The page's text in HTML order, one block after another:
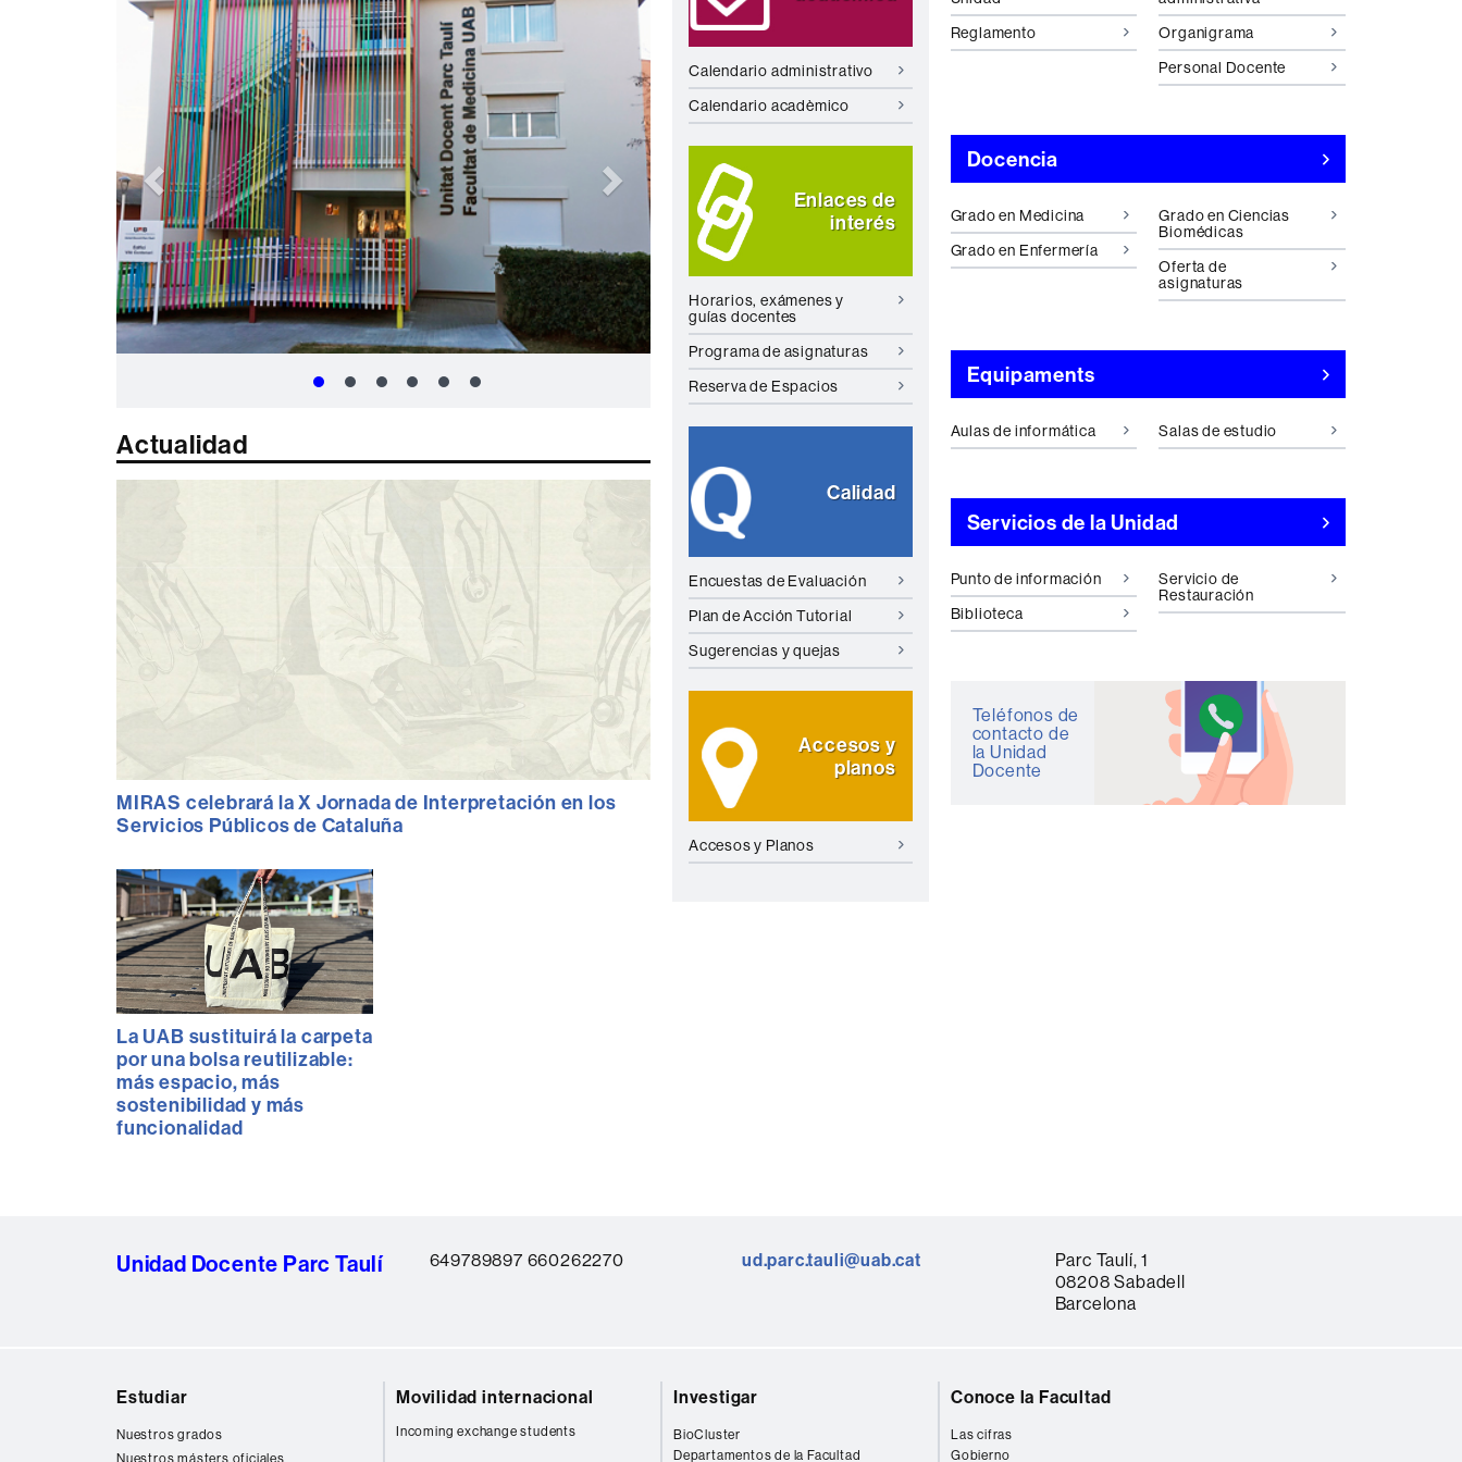
Reglamento
Organigrama
Personal Docente
Docencia
Grado en Medicina
Grado en Enfermería
Grado en Ciencias
Biomédicas
Oferta de
asignaturas
Equipaments
Aulas de informática Salas de estudio
Servicios de la Unidad
Punto de información
Biblioteca
Servicio de
Restauración
Teléfonos de
contacto de
la Unidad
Docente
Actualidad
MIRAS celebrará la X Jornada de Interpretación en los
Servicios Públicos de Cataluña
La UAB sustituirá la carpeta
por una bolsa reutilizable:
más espacio, más
sostenibilidad y más
funcionalidad
Calendario administrativo
Calendario acadèmico
Enlaces de
interés
Horarios, exámenes y
guías docentes
Programa de asignaturas
Reserva de Espacios
Calidad
Encuestas de Evaluación
Plan de Acción Tutorial
Sugerencias y quejas
Accesos y
planos
Accesos y Planos
Unidad Docente Parc Taulí 649789897 660262270 ud.parc.tauli@uab.cat
Parc Taulí, 1
08208 Sabadell
Barcelona
Estudiar
Nuestros grados
Nuestros másters oficiales
Movilidad internacional
Incoming exchange students
Investigar
BioCluster
Departamentos de la Facultad
Conoce la Facultad
Las cifras
Gobierno